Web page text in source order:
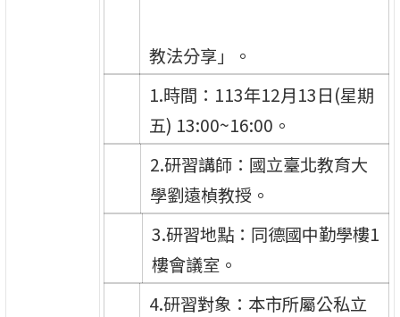
教法分享」。
1.時間：113年12月13日(星期
五) 13:00~16:00。
2.研習講師：國立臺北教育大
學劉遠楨教授。
3.研習地點：同德國中勤學樓1
樓會議室。
4.研習對象：本市所屬公私立